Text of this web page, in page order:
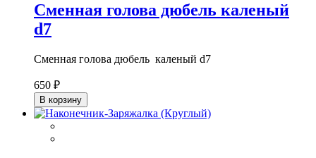
Сменная голова дюбель каленый
d7
Сменная голова дюбель каленый d7
650 ₽
В корзину